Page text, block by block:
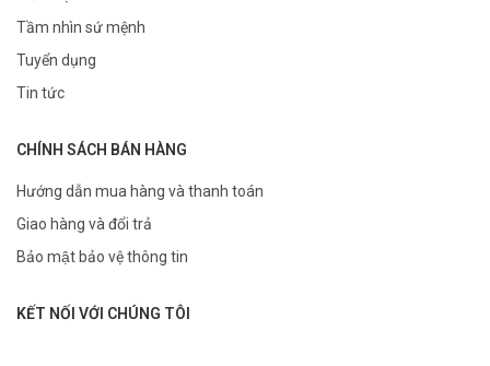
Tầm nhìn sứ mệnh
Tuyển dụng
Tin tức
CHÍNH SÁCH BÁN HÀNG
Hướng dẫn mua hàng và thanh toán
Giao hàng và đổi trả
Bảo mật bảo vệ thông tin
KẾT NỐI VỚI CHÚNG TÔI